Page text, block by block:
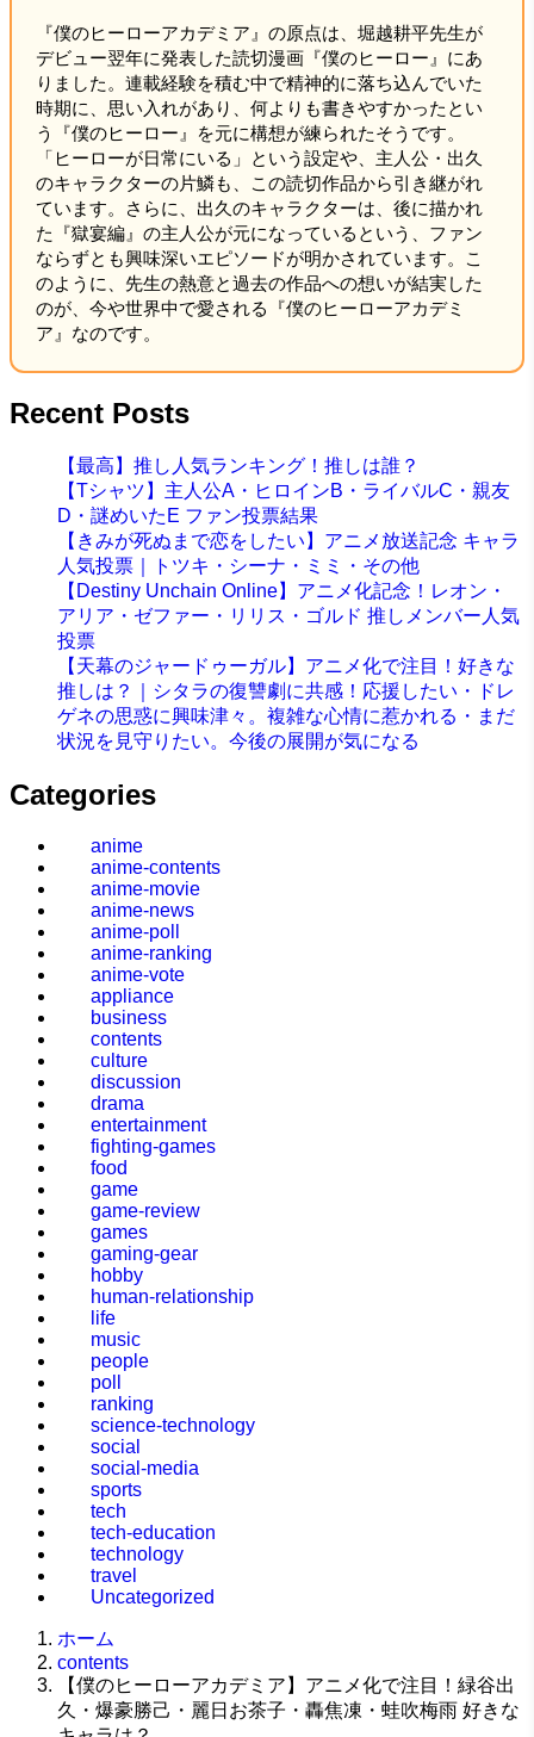
『僕のヒーローアカデミア』の原点は、堀越耕平先生が
デビュー翌年に発表した読切漫画『僕のヒーロー』にあ
りました。連載経験を積む中で精神的に落ち込んでいた
時期に、思い入れがあり、何よりも書きやすかったとい
う『僕のヒーロー』を元に構想が練られたそうです。
「ヒーローが日常にいる」という設定や、主人公・出久
のキャラクターの片鱗も、この読切作品から引き継がれ
ています。さらに、出久のキャラクターは、後に描かれ
た『獄宴編』の主人公が元になっているという、ファン
ならずとも興味深いエピソードが明かされています。こ
のように、先生の熱意と過去の作品への想いが結実した
のが、今や世界中で愛される『僕のヒーローアカデミ
ア』なのです。
Recent Posts
【最高】推し人気ランキング！推しは誰？
【Tシャツ】主人公A・ヒロインB・ライバルC・親友
D・謎めいたE ファン投票結果
【きみが死ぬまで恋をしたい】アニメ放送記念 キャラ
人気投票｜トツキ・シーナ・ミミ・その他
【Destiny Unchain Online】アニメ化記念！レオン・
アリア・ゼファー・リリス・ゴルド 推しメンバー人気
投票
【天幕のジャードゥーガル】アニメ化で注目！好きな
推しは？｜シタラの復讐劇に共感！応援したい・ドレ
ゲネの思惑に興味津々。複雑な心情に惹かれる・まだ
状況を見守りたい。今後の展開が気になる
Categories
anime
anime-contents
anime-movie
anime-news
anime-poll
anime-ranking
anime-vote
appliance
business
contents
culture
discussion
drama
entertainment
fighting-games
food
game
game-review
games
gaming-gear
hobby
human-relationship
life
music
people
poll
ranking
science-technology
social
social-media
sports
tech
tech-education
technology
travel
Uncategorized
ホーム
contents
【僕のヒーローアカデミア】アニメ化で注目！緑谷出
久・爆豪勝己・麗日お茶子・轟焦凍・蛙吹梅雨 好きな